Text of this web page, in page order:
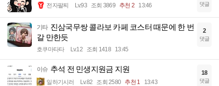
전자팔찌 Lv.93 조회 3869 추천 2 13:46 댓글
기타 진삼국무쌍 콜라보 카페 코스터 때문에 한 번
갈 만한듯
호쿠마타타 Lv.12 조회 1418 13:45
2
댓글
이슈 추석 전 민생지원금 지원
일하기시러 Lv.82 조회 2580 추천 1 13:43
18
댓글